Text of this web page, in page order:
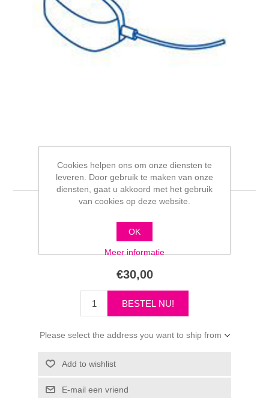
Libento adapter
Fabrikant: Libento
€30,00
Please select the address you want to ship from
Cookies helpen ons om onze diensten te
leveren. Door gebruik te maken van onze
diensten, gaat u akkoord met het gebruik
van cookies op deze website.
OK
Meer informatie